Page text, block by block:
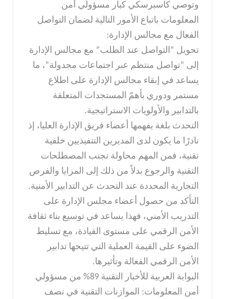
وتوصي كاسبرسكي كبار مسؤولي أمن
المعلومات باتباع الأمور التالية لضمان التواصل
الفعال مع مجالس الإدارة:
تحويل “التواصل عند الطلب” مع مجالس الإدارة
إلى “تواصل منتظم عبر اجتماعات مجدولة”، ما
يساعد في إبقاء مجالس الإدارة على اطلاع
مستمر ودوري بأهمّ المستجدات المتعلقة
بالتدابير والأولويات الاستراتيجية.
التحدث بلغة يفهمها أعضاء فريق الإدارة العليا، إذ
نادرًا ما يكون لدى المديرين التنفيذيين خلفية
تقنية، فمن المهم محاولة تجنب المصطلحات
التقنية والرجوع بدلاً من ذلك إلى المزايا والفرص
التجارية المحددة عند التحدث عن التدابير الأمنية.
التأكد من حصول أعضاء مجلس الإدارة على
التدريب الأمني، فهذا يساعد في توسيع بناء ثقافة
الأمن الرقمي على مستوى القيادة، مع تسليط
الضوء على القيمة العملية التي تتيحها تدابير
الأمن الرقمي الفعالة وتأثيرها.
البوابة العربية للأخبار التقنية 89% من مسؤولي
أمن المعلومات: الموازنات التقنية في نصف